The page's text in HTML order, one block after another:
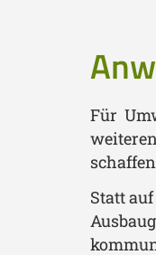
Für
Statt